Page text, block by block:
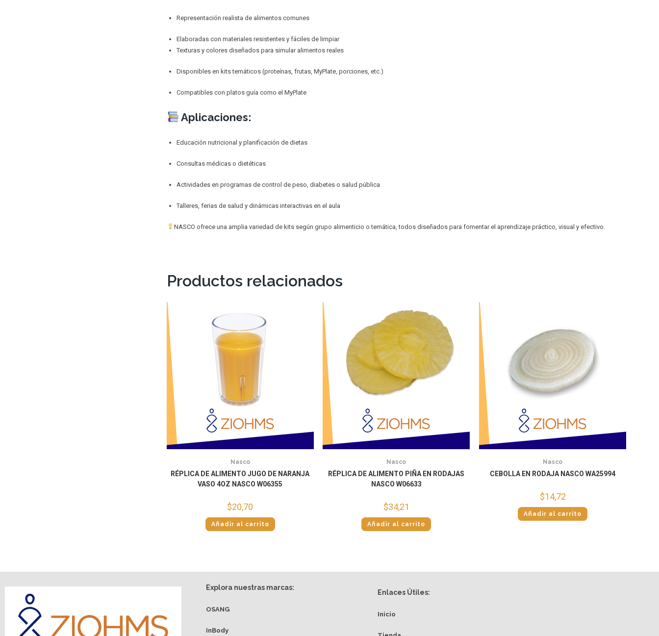
Representación realista de alimentos comunes
Elaboradas con materiales resistentes y fáciles de limpiar
Texturas y colores diseñados para simular alimentos reales
Disponibles en kits temáticos (proteínas, frutas, MyPlate, porciones, etc.)
Compatibles con platos guía como el MyPlate
Aplicaciones:
Educación nutricional y planificación de dietas
Consultas médicas o dietéticas
Actividades en programas de control de peso, diabetes o salud pública
Talleres, ferias de salud y dinámicas interactivas en el aula
NASCO ofrece una amplia variedad de kits según grupo alimenticio o temática, todos diseñados para fomentar el aprendizaje práctico, visual y efectivo.
Productos relacionados
Nasco
RÉPLICA DE ALIMENTO JUGO DE NARANJA
VASO 4OZ NASCO W06355
$20,70
Añadir al carrito
Nasco
RÉPLICA DE ALIMENTO PIÑA EN RODAJAS
NASCO W06633
$34,21
Añadir al carrito
Nasco
CEBOLLA EN RODAJA NASCO WA25994
$14,72
Añadir al carrito
Explora nuestras marcas:
OSANG
InBody
Enlaces Útiles:
Inicio